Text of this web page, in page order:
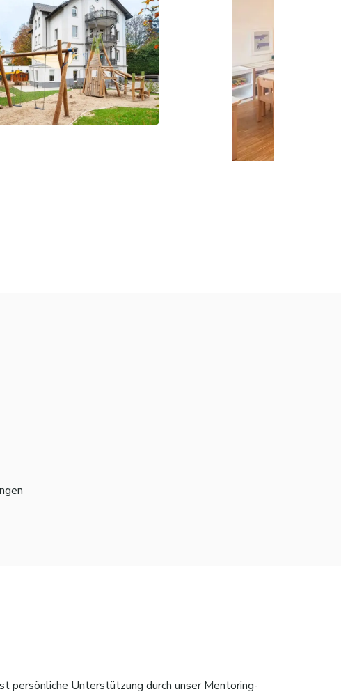
persönliche Unterstützung durch unser Mentoring-